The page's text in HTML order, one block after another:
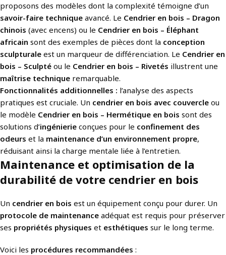
proposons des modèles dont la complexité témoigne d’un
savoir-faire technique avancé. Le Cendrier en bois – Dragon
chinois (avec encens) ou le Cendrier en bois – Éléphant
africain sont des exemples de pièces dont la conception
sculpturale est un marqueur de différenciation. Le Cendrier en
bois – Sculpté ou le Cendrier en bois – Rivetés illustrent une
maîtrise technique remarquable.
Fonctionnalités additionnelles : l’analyse des aspects
pratiques est cruciale. Un cendrier en bois avec couvercle ou
le modèle Cendrier en bois – Hermétique en bois sont des
solutions d’ingénierie conçues pour le confinement des
odeurs et la maintenance d’un environnement propre,
réduisant ainsi la charge mentale liée à l’entretien.
Maintenance et optimisation de la
durabilité de votre cendrier en bois
Un cendrier en bois est un équipement conçu pour durer. Un
protocole de maintenance adéquat est requis pour préserver
ses propriétés physiques et esthétiques sur le long terme.
Voici les procédures recommandées :